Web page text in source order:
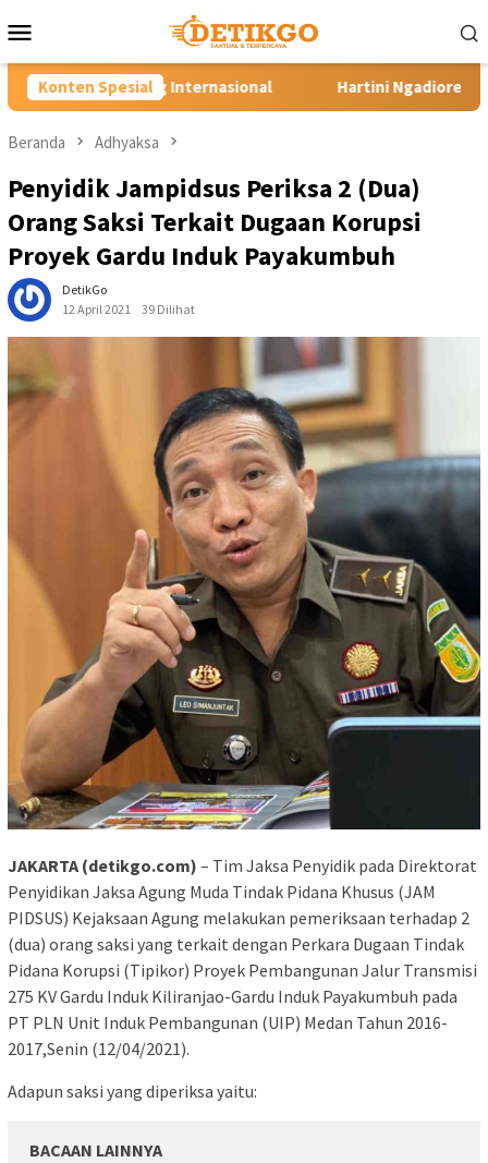
ke
Mobile
Konten SpesialHartini Ngadiorejo Pacu Transformasi SMKN 1
Beranda Adhyaksa
Penyidik Jampidsus Periksa 2 (Dua)
Orang Saksi Terkait Dugaan Korupsi
Proyek Gardu Induk Payakumbuh
DetikGo
12 April 2021
39 Dilihat
JAKARTA (detikgo.com) – Tim Jaksa Penyidik pada Direktorat
Penyidikan Jaksa Agung Muda Tindak Pidana Khusus (JAM
PIDSUS) Kejaksaan Agung melakukan pemeriksaan terhadap 2
(dua) orang saksi yang terkait dengan Perkara Dugaan Tindak
Pidana Korupsi (Tipikor) Proyek Pembangunan Jalur Transmisi
275 KV Gardu Induk Kiliranjao-Gardu Induk Payakumbuh pada
PT PLN Unit Induk Pembangunan (UIP) Medan Tahun 2016-
2017,Senin (12/04/2021).
Adapun saksi yang diperiksa yaitu:
BACAAN LAINNYA